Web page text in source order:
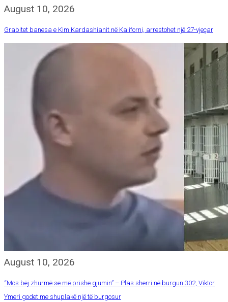
August 10, 2026
Grabitet banesa e Kim Kardashianit në Kaliforni, arrestohet një 27-vjeçar
August 10, 2026
“Mos bëj zhurmë se më prishe gjumin” – Plas sherri në burgun 302, Viktor
Ymeri godet me shuplakë një të burgosur